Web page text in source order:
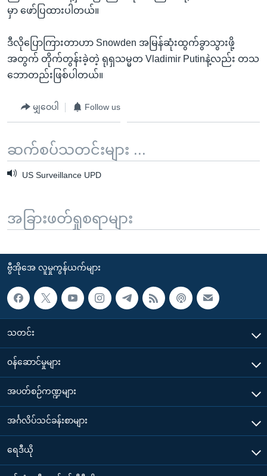
မှာ ဖော်ပြထားပါတယ်။
ဒီလိုပြောကြားတာဟာ Snowden အမြန်ဆုံးထွက်ခွာသွားဖို့
အတွက် တိုက်တွန်းခဲ့တဲ့ ရုရှသမ္မတ Vladimir Putinနဲ့လည်း တသ
ဘောတည်းဖြစ်ပါတယ်။
မျှဝေပါ Follow us
ဆက်စပ်သတင်းများ ...
US Surveillance UPD
အခြားဖတ်ရှုစရာများ
ဗွီအိုအေ လူမှုကွန်ယက်များ
သတင်း
၀န်ဆောင်မှုများ
အပတ်စဉ်ကဏ္ဍများ
အင်္ဂလိပ်သင်ခန်းစာများ
ရေဒီယို